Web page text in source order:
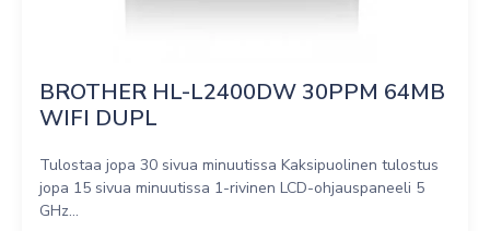
BROTHER HL-L2400DW 30PPM 64MB
WIFI DUPL
Tulostaa jopa 30 sivua minuutissa Kaksipuolinen tulostus
jopa 15 sivua minuutissa 1-rivinen LCD-ohjauspaneeli 5
GHz...